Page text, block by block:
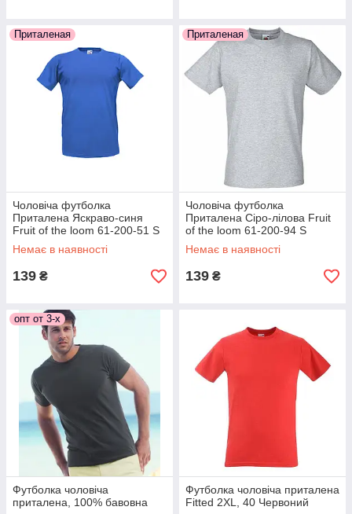
Приталеная
Чоловіча футболка
Приталена Яскраво-синя
Fruit of the loom 61-200-51 S
Немає в наявності
139 ₴
Приталеная
Чоловіча футболка
Приталена Сіро-лілова Fruit
of the loom 61-200-94 S
Немає в наявності
139 ₴
опт от 3-х
Футболка чоловіча
приталена, 100% бавовна
Футболка чоловіча приталена
Fitted 2XL, 40 Червоний